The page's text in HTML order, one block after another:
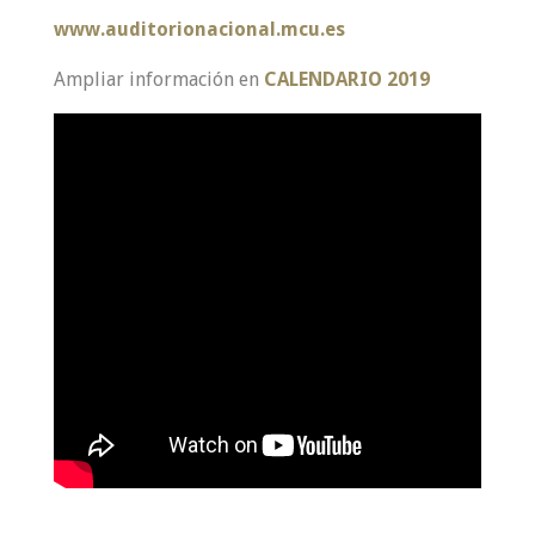
www.auditorionacional.mcu.es
Ampliar información en CALENDARIO 2019